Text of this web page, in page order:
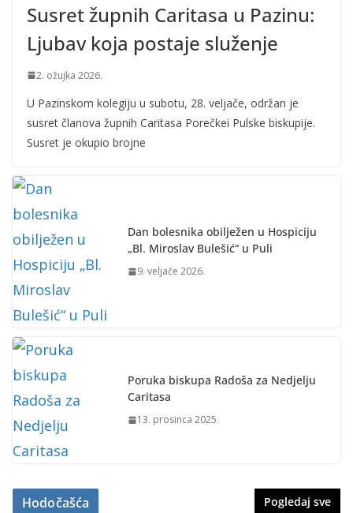
Susret župnih Caritasa u Pazinu:
Ljubav koja postaje služenje
2. ožujka 2026.
U Pazinskom kolegiju u subotu, 28. veljače, održan je
susret članova župnih Caritasa Porečkei Pulske biskupije.
Susret je okupio brojne
Dan bolesnika obilježen u Hospiciju
„Bl. Miroslav Bulešić“ u Puli
9. veljače 2026.
Poruka biskupa Radoša za Nedjelju
Caritasa
13. prosinca 2025.
Hodočašća Pogledaj sve